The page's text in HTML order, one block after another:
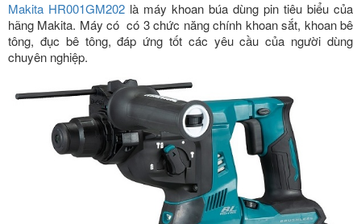
Makita HR001GM202 là máy khoan búa dùng pin tiêu biểu của
hãng Makita. Máy có có 3 chức năng chính khoan sắt, khoan bê
tông, đục bê tông, đáp ứng tốt các yêu cầu của người dùng
chuyên nghiệp.